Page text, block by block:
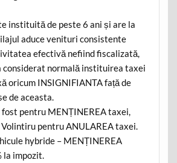
instituită de peste 6 ani și are la
aduce venituri consistente
efectivă nefiind fiscalizată,
considerat normală instituirea taxei
oricum INSIGNIFIANTA față de
de aceasta.
fost pentru MENȚINEREA taxei,
pentru ANULAREA taxei.
hybride – MENȚINEREA
la impozit.